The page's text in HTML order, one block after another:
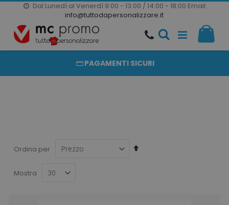
Dal Lunedì al Venerdì 9:00 - 13:00 / 14:00 - 18:00 Email:
info@tuttodapersonalizzare.it
Salta
al
contenuto
20000 PRODOTTI
PRODOTTI COMPLETAMENTE PERSONALIZZABILI
PAGAMENTI SICURI
Ordina per
Mostra